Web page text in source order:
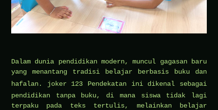
Dalam dunia pendidikan modern, muncul gagasan baru
yang menantang tradisi belajar berbasis buku dan
hafalan. joker 123 Pendekatan ini dikenal sebagai
pendidikan tanpa buku, di mana siswa tidak lagi
terpaku pada teks tertulis, melainkan belajar